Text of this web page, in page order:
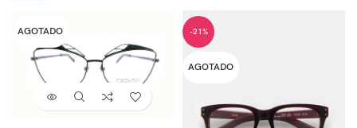
AGOTADO -21%
AGOTADO